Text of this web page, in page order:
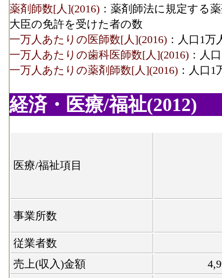
薬剤師数[人](2016) ：薬剤師法に規定する
大臣の免許を受けた者の数
一万人あたりの医師数[人](2016) ：人口1
一万人あたりの歯科医師数[人](2016) ：人
一万人あたりの薬剤師数[人](2016) ：人口
経済・医療/福祉(2012)
医療/福祉項目
事業所数
従業者数
売上(収入)金額